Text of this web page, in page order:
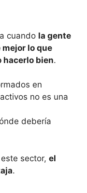
cuando la gente
lo que
hacerlo bien.
en
no es una
debería
sector, el
.